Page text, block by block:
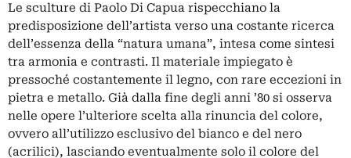
Le sculture di Paolo Di Capua rispecchiano la
predisposizione dell’artista verso una costante ricerca
dell’essenza della “natura umana”, intesa come sintesi
tra armonia e contrasti. Il materiale impiegato è
pressoché costantemente il legno, con rare eccezioni in
pietra e metallo. Già dalla fine degli anni ’80 si osserva
nelle opere l’ulteriore scelta alla rinuncia del colore,
ovvero all’utilizzo esclusivo del bianco e del nero
(acrilici), lasciando eventualmente solo il colore del